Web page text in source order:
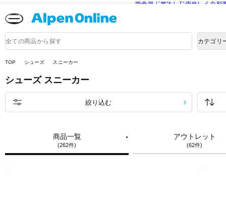
熊本県で発生した地震による影
品
検
カテゴリ
TOP シューズ スニーカー
シューズ スニーカー
商品一覧
(262件)
アウトレット
(62件)
絞り込む